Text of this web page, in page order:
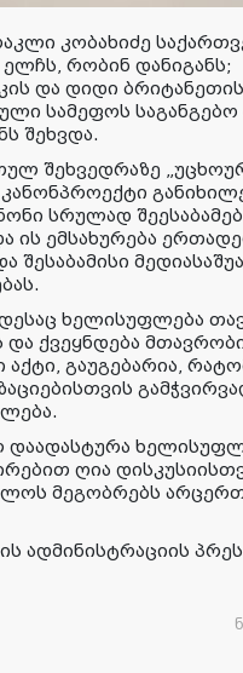
კობახიძე
რობინ დანიგანს;
და დიდი
სამეფოს საგანგებო
შეხვდა.
შეხვედრაზე
სრულად
ემსახურება
შესაბამისი
ხელისუფლება
ქვეყნდება
გაუგებარია,
დაადასტურა
ღია
მეგობრებს
ადმინისტრაციის